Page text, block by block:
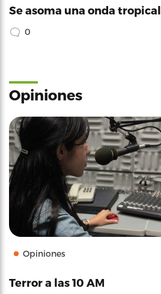
Se asoma una onda tropical
0
Opiniones
Opiniones
Terror a las 10 AM